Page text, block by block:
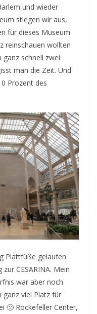
und wieder
stiegen wir aus,
für dieses Museum
reinschauen wollten
ganz schnell zwei
man die Zeit. Und
Prozent des
Plattfüße gelaufen
CESARINA. Mein
war aber noch
ganz viel Platz für
🙂 Rockefeller Center,